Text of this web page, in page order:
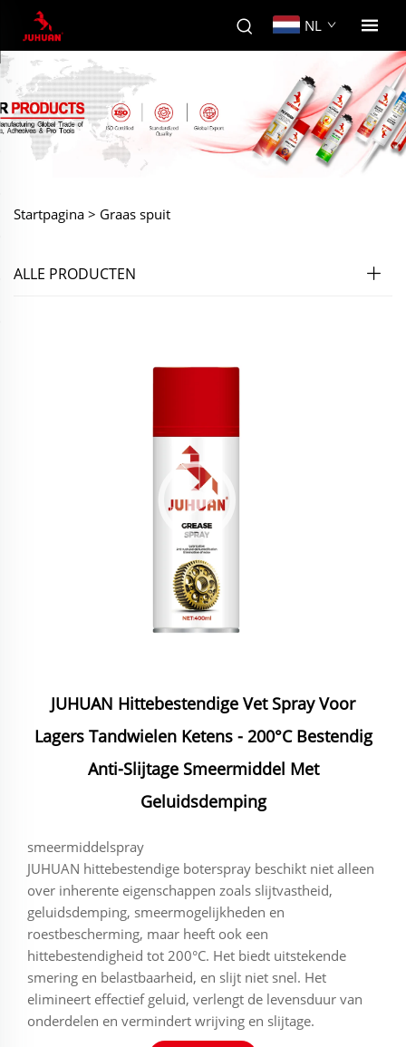
NL
Startpagina > Graas spuit
ALLE PRODUCTEN
JUHUAN Hittebestendige Vet Spray Voor
Lagers Tandwielen Ketens - 200°C Bestendig
Anti-Slijtage Smeermiddel Met
Geluidsdemping
smeermiddelspray
JUHUAN hittebestendige boterspray beschikt niet alleen
over inherente eigenschappen zoals slijtvastheid,
geluidsdemping, smeermogelijkheden en
roestbescherming, maar heeft ook een
hittebestendigheid tot 200°C. Het biedt uitstekende
smering en belastbaarheid, en slijt niet snel. Het
elimineert effectief geluid, verlengt de levensduur van
onderdelen en vermindert wrijving en slijtage.